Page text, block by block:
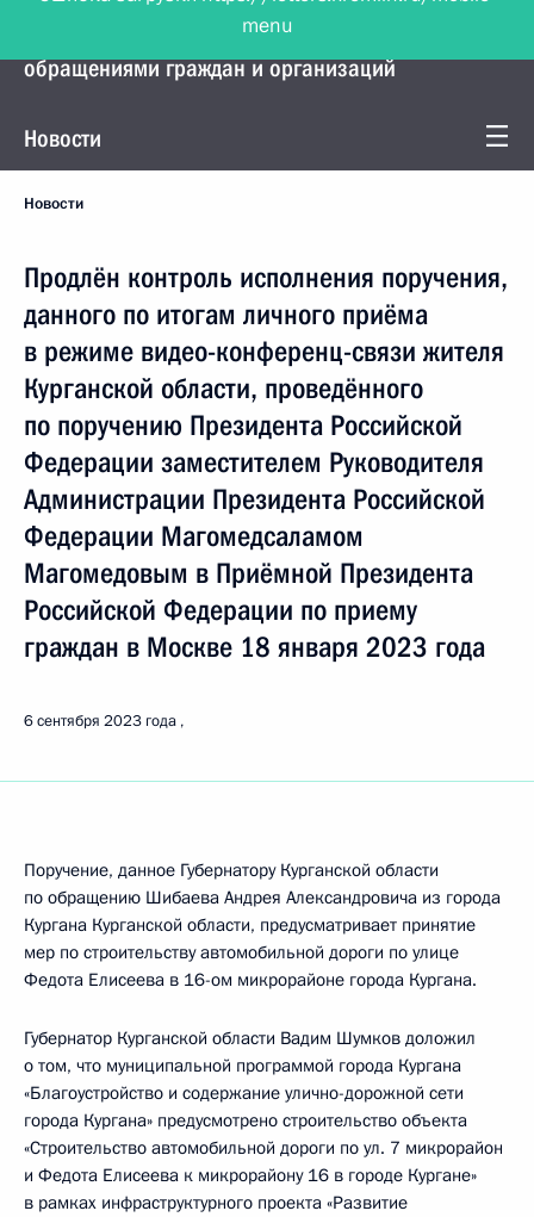
Управление Президента по работе с
обращениями граждан и организаций
Новости
Новости
Продлён контроль исполнения поручения,
данного по итогам личного приёма
в режиме видео-конференц-связи жителя
Курганской области, проведённого
по поручению Президента Российской
Федерации заместителем Руководителя
Администрации Президента Российской
Федерации Магомедсаламом
Магомедовым в Приёмной Президента
Российской Федерации по приему
граждан в Москве 18 января 2023 года
6 сентября 2023 года
Поручение, данное Губернатору Курганской области
по обращению Шибаева Андрея Александровича из города
Кургана Курганской области, предусматривает принятие
мер по строительству автомобильной дороги по улице
Федота Елисеева в 16-ом микрорайоне города Кургана.
Губернатор Курганской области Вадим Шумков доложил
о том, что муниципальной программой города Кургана
«Благоустройство и содержание улично-дорожной сети
города Кургана» предусмотрено строительство объекта
«Строительство автомобильной дороги по ул. 7 микрорайон
и Федота Елисеева к микрорайону 16 в городе Кургане»
в рамках инфраструктурного проекта «Развитие
menu